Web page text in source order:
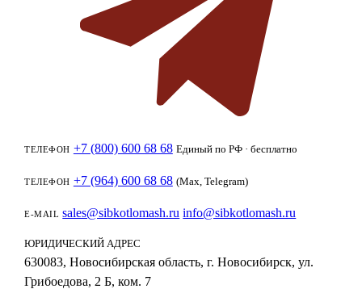
ТЕЛЕФОН +7 (800) 600 68 68 Единый по РФ · бесплатно
ТЕЛЕФОН +7 (964) 600 68 68 (Max, Telegram)
E-MAIL sales@sibkotlomash.ru info@sibkotlomash.ru
ЮРИДИЧЕСКИЙ АДРЕС
630083, Новосибирская область, г. Новосибирск, ул.
Грибоедова, 2 Б, ком. 7